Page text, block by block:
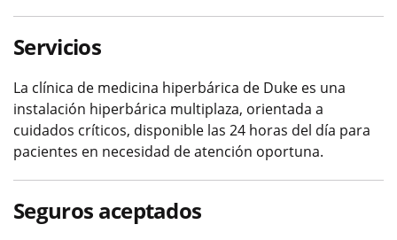
Servicios
La clínica de medicina hiperbárica de Duke es una
instalación hiperbárica multiplaza, orientada a
cuidados críticos, disponible las 24 horas del día para
pacientes en necesidad de atención oportuna.
Seguros aceptados